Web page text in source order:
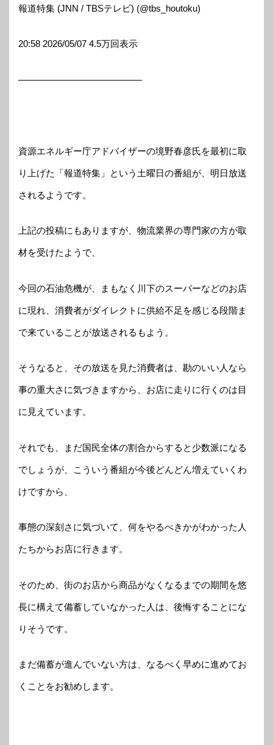
報道特集 (JNN / TBSテレビ) (@tbs_houtoku)
20:58 2026/05/07 4.5万回表示
—————————————–
資源エネルギー庁アドバイザーの境野春彦氏を最初に取
り上げた「報道特集」という土曜日の番組が、明日放送
されるようです。
上記の投稿にもありますが、物流業界の専門家の方が取
材を受けたようで、
今回の石油危機が、まもなく川下のスーパーなどのお店
に現れ、消費者がダイレクトに供給不足を感じる段階ま
で来ていることが放送されるもよう。
そうなると、その放送を見た消費者は、勘のいい人なら
事の重大さに気づきますから、お店に走りに行くのは目
に見えています。
それでも、まだ国民全体の割合からすると少数派になる
でしょうが、こういう番組が今後どんどん増えていくわ
けですから、
事態の深刻さに気づいて、何をやるべきかがわかった人
たちからお店に行きます。
そのため、街のお店から商品がなくなるまでの期間を悠
長に構えて備蓄していなかった人は、後悔することにな
りそうです。
まだ備蓄が進んでいない方は、なるべく早めに進めてお
くことをお勧めします。